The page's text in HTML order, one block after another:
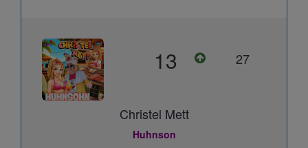
13 27
Christel Mett
Huhnson